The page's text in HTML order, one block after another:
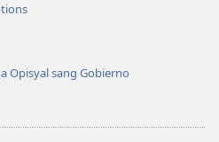
Opisyal sang Gobierno